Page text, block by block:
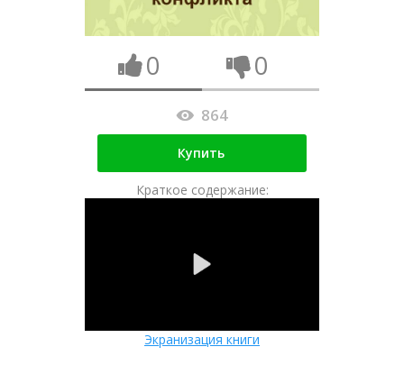
0 0
864
Купить
Краткое содержание:
Экранизация книги